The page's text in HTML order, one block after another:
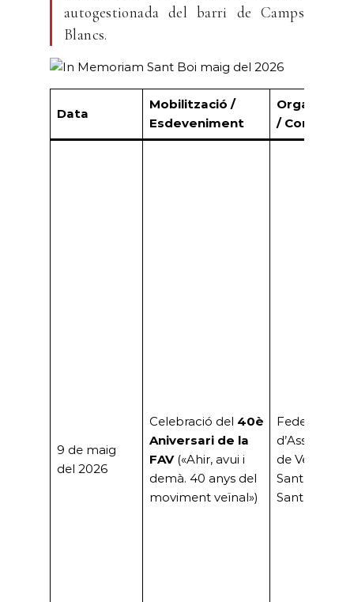
autogestionada del barri de Camps
Blancs.
Data
Mobilització /
Esdeveniment
/ Convocant
9 de maig
del 2026
Celebració del 40è
Aniversari de la
FAV («Ahir, avui i
demà. 40 anys del
moviment veïnal»)
Federació
de Veïns de
Sant Boi
Sant Boi)